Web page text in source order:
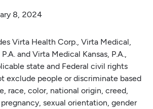
8, 2024
Virta Health Corp., Virta Medical,
and Virta Medical Kansas, P.A.,
state and Federal civil rights
exclude people or discriminate based
race, color, national origin, creed,
sexual orientation, gender